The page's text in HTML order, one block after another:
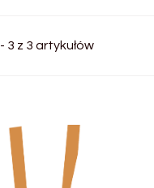
3 z 3 artykułów